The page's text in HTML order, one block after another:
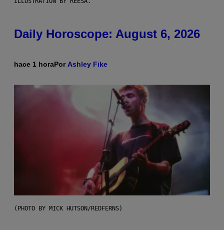
Daily Horoscope: August 6, 2026
hace 1 horaPorAshley Fike
(PHOTO BY MICK HUTSON/REDFERNS)